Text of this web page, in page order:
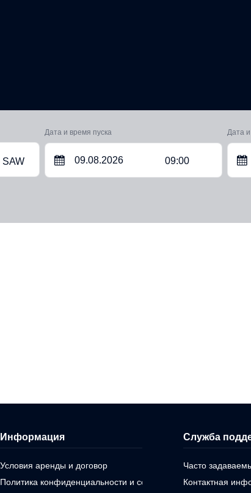
SAW
Дата и время пуска
09:00
Дата
Информация
Условия аренды и договор
Политика конфиденциальности и cookie
Служба
Часто
Контактная